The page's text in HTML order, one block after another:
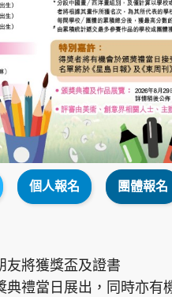
個人報名 團體報名
友將獲獎盃及證書
禮當日展出，同時亦有